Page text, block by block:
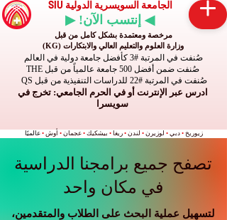
الجامعة السويسرية الدولية SIU
◀ إنتسب الآن! ▶
مرخصة ومعتمدة بشكل كامل من قبل
وزارة العلوم والتعليم العالي والابتكارات (KG)
صُنفت في المرتبة #3 كأفضل جامعة دولية في العالم
صُنفت ضمن أفضل 500 جامعة عالمياً من قبل THE
صُنفت في المرتبة #22 للدراسات التنفيذية من قبل QS
ادرس عبر الإنترنت أو في الحرم الجامعي: تخرج في
سويسرا
زيوريخ • دبي • لوزيرن • لندن • ريغا • بيشكيك • عجمان • أوش • عالميًا
تصفح جميع برامجنا الدراسية
في مكان واحد
لتسهيل عملية البحث على الطلاب والمتقدمين،